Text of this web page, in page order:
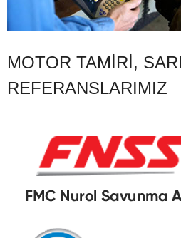
MOTOR TAMIRI,
REFERANSLARIMIZ